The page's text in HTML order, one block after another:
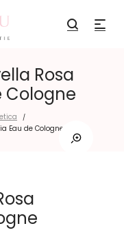
Rosa
Cologne
/
Eau de Cologne